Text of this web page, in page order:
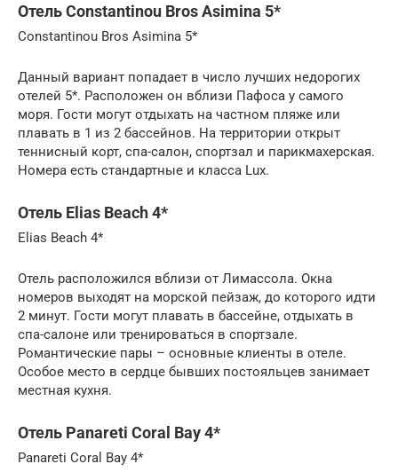
Отель Constantinou Bros Asimina 5*
Constantinou Bros Asimina 5*
Данный вариант попадает в число лучших недорогих
отелей 5*. Расположен он вблизи Пафоса у самого
моря. Гости могут отдыхать на частном пляже или
плавать в 1 из 2 бассейнов. На территории открыт
теннисный корт, спа-салон, спортзал и парикмахерская.
Номера есть стандартные и класса Lux.
Отель Elias Beach 4*
Elias Beach 4*
Отель расположился вблизи от Лимассола. Окна
номеров выходят на морской пейзаж, до которого идти
2 минут. Гости могут плавать в бассейне, отдыхать в
спа-салоне или тренироваться в спортзале.
Романтические пары – основные клиенты в отеле.
Особое место в сердце бывших постояльцев занимает
местная кухня.
Отель Panareti Coral Bay 4*
Panareti Coral Bay 4*